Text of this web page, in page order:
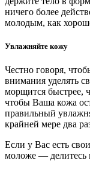
ничего более
молодым, как
Увлажняйте кожу
Честно говоря,
внимания уделять
морщится быстрее,
чтобы Ваша кожа
правильный
крайней мере два
Если у Вас есть
моложе — делитесь